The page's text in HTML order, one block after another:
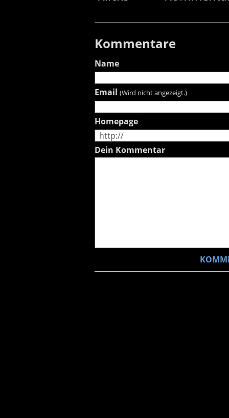
Kommentare
Name
Email (Wird nicht angezeigt.)
Homepage
Dein Kommentar